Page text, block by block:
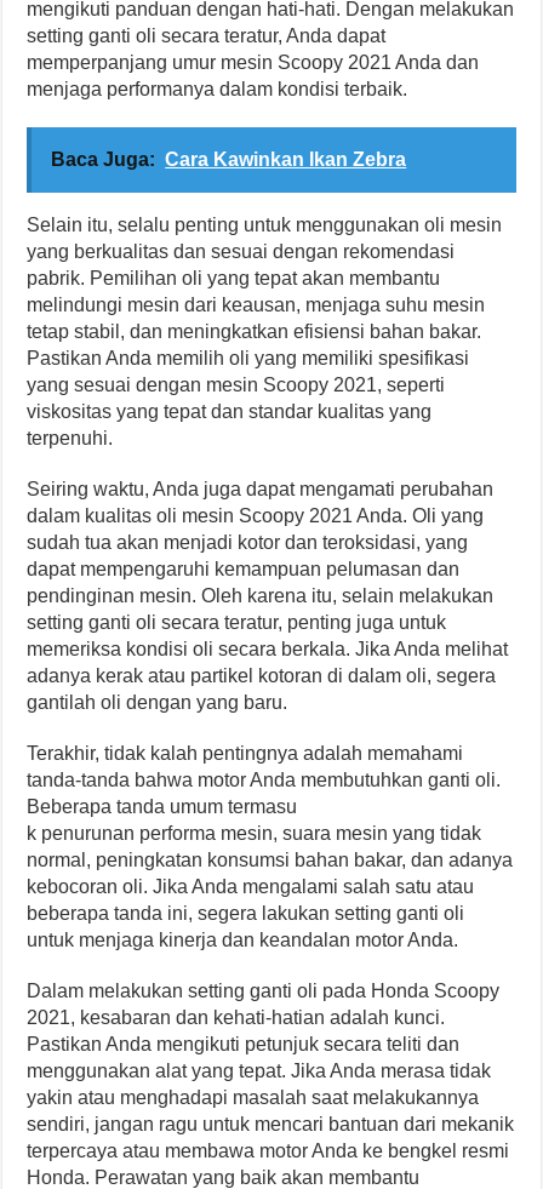
mengikuti panduan dengan hati-hati. Dengan melakukan
setting ganti oli secara teratur, Anda dapat
memperpanjang umur mesin Scoopy 2021 Anda dan
menjaga performanya dalam kondisi terbaik.
Baca Juga: Cara Kawinkan Ikan Zebra
Selain itu, selalu penting untuk menggunakan oli mesin
yang berkualitas dan sesuai dengan rekomendasi
pabrik. Pemilihan oli yang tepat akan membantu
melindungi mesin dari keausan, menjaga suhu mesin
tetap stabil, dan meningkatkan efisiensi bahan bakar.
Pastikan Anda memilih oli yang memiliki spesifikasi
yang sesuai dengan mesin Scoopy 2021, seperti
viskositas yang tepat dan standar kualitas yang
terpenuhi.
Seiring waktu, Anda juga dapat mengamati perubahan
dalam kualitas oli mesin Scoopy 2021 Anda. Oli yang
sudah tua akan menjadi kotor dan teroksidasi, yang
dapat mempengaruhi kemampuan pelumasan dan
pendinginan mesin. Oleh karena itu, selain melakukan
setting ganti oli secara teratur, penting juga untuk
memeriksa kondisi oli secara berkala. Jika Anda melihat
adanya kerak atau partikel kotoran di dalam oli, segera
gantilah oli dengan yang baru.
Terakhir, tidak kalah pentingnya adalah memahami
tanda-tanda bahwa motor Anda membutuhkan ganti oli.
Beberapa tanda umum termasu
k penurunan performa mesin, suara mesin yang tidak
normal, peningkatan konsumsi bahan bakar, dan adanya
kebocoran oli. Jika Anda mengalami salah satu atau
beberapa tanda ini, segera lakukan setting ganti oli
untuk menjaga kinerja dan keandalan motor Anda.
Dalam melakukan setting ganti oli pada Honda Scoopy
2021, kesabaran dan kehati-hatian adalah kunci.
Pastikan Anda mengikuti petunjuk secara teliti dan
menggunakan alat yang tepat. Jika Anda merasa tidak
yakin atau menghadapi masalah saat melakukannya
sendiri, jangan ragu untuk mencari bantuan dari mekanik
terpercaya atau membawa motor Anda ke bengkel resmi
Honda. Perawatan yang baik akan membantu